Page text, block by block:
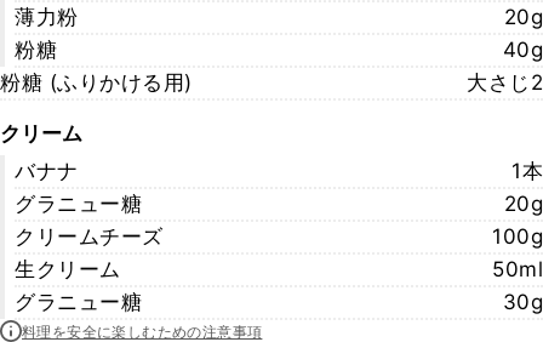
薄力粉
20g
粉糖
40g
粉糖 (ふりかける用)
大さじ2
クリーム
バナナ
1本
グラニュー糖
20g
クリームチーズ
100g
生クリーム
50ml
グラニュー糖
30g
料理を安全に楽しむための注意事項